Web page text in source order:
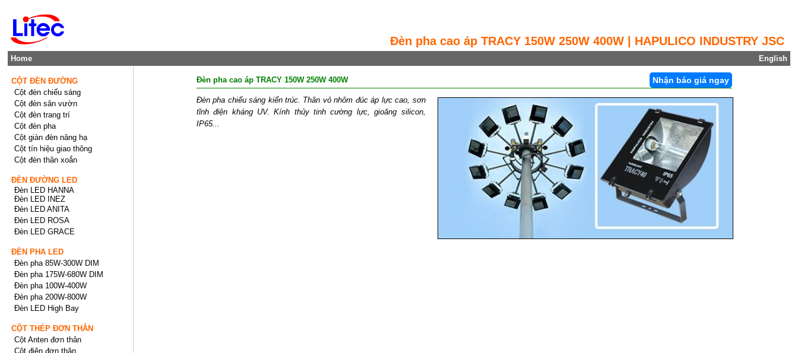
Đèn pha cao áp TRACY 150W 250W 400W | HAPULICO INDUSTRY JSC
Home English
Nhận báo giá ngay
Đèn pha cao áp TRACY 150W 250W 400W
Đèn pha chiếu sáng kiến trúc. Thân vỏ nhôm đúc áp lực cao, sơn
tĩnh điện kháng UV. Kính thủy tinh cường lực, gioăng silicon,
IP65...
CỘT ĐÈN ĐƯỜNG
Cột đèn chiếu sáng
Cột đèn sân vườn
Cột đèn trang trí
Cột đèn pha
Cột giàn đèn nâng hạ
Cột tín hiệu giao thông
Cột đèn thân xoắn
ĐÈN ĐƯỜNG LED
Đèn LED HANNA
Đèn LED INEZ
Đèn LED ANITA
Đèn LED ROSA
Đèn LED GRACE
ĐÈN PHA LED
Đèn pha 85W-300W DIM
Đèn pha 175W-680W DIM
Đèn pha 100W-400W
Đèn pha 200W-800W
Đèn LED High Bay
CỘT THÉP ĐƠN THÂN
Cột Anten đơn thân
Cột điện đơn thân